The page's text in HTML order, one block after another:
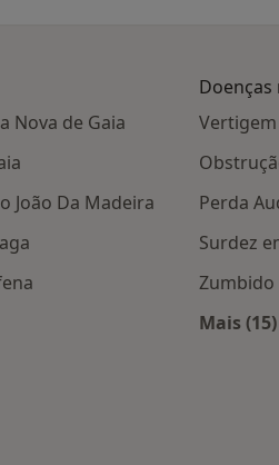
Nova de Gaia
João Da Madeira
Perda
Surdez
Mais (15)